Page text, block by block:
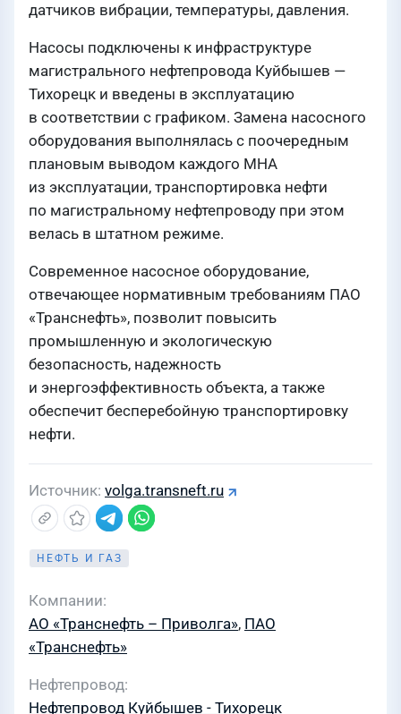
датчиков вибрации, температуры, давления.
Насосы подключены к инфраструктуре
магистрального нефтепровода Куйбышев —
Тихорецк и введены в эксплуатацию
в соответствии с графиком. Замена насосного
оборудования выполнялась с поочередным
плановым выводом каждого МНА
из эксплуатации, транспортировка нефти
по магистральному нефтепроводу при этом
велась в штатном режиме.
Современное насосное оборудование,
отвечающее нормативным требованиям ПАО
«Транснефть», позволит повысить
промышленную и экологическую
безопасность, надежность
и энергоэффективность объекта, а также
обеспечит бесперебойную транспортировку
нефти.
Источник volga.transneft.ru
НЕФТЬ И ГАЗ
Компании
АО «Транснефть – Приволга», ПАО
«Транснефть»
Нефтепровод
Нефтепровод Куйбышев - Тихорецк